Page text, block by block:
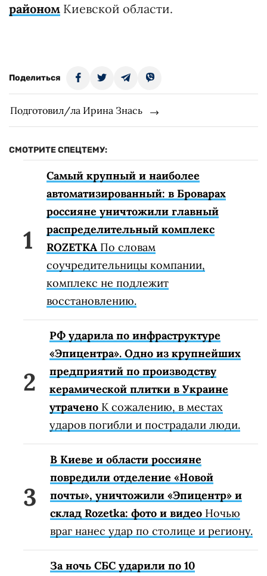
районом Киевской области.
Поделиться
Подготовил/ла Ирина Знась
СМОТРИТЕ СПЕЦТЕМУ:
Самый крупный и наиболее
автоматизированный: в Броварах
россияне уничтожили главный
распределительный комплекс
ROZETKA По словам
соучредительницы компании,
комплекс не подлежит
восстановлению.
РФ ударила по инфраструктуре
«Эпицентра». Одно из крупнейших
предприятий по производству
керамической плитки в Украине
утрачено К сожалению, в местах
ударов погибли и пострадали люди.
В Киеве и области россияне
повредили отделение «Новой
почты», уничтожили «Эпицентр» и
склад Rozetka: фото и видео Ночью
враг нанес удар по столице и региону.
За ночь СБС ударили по 10